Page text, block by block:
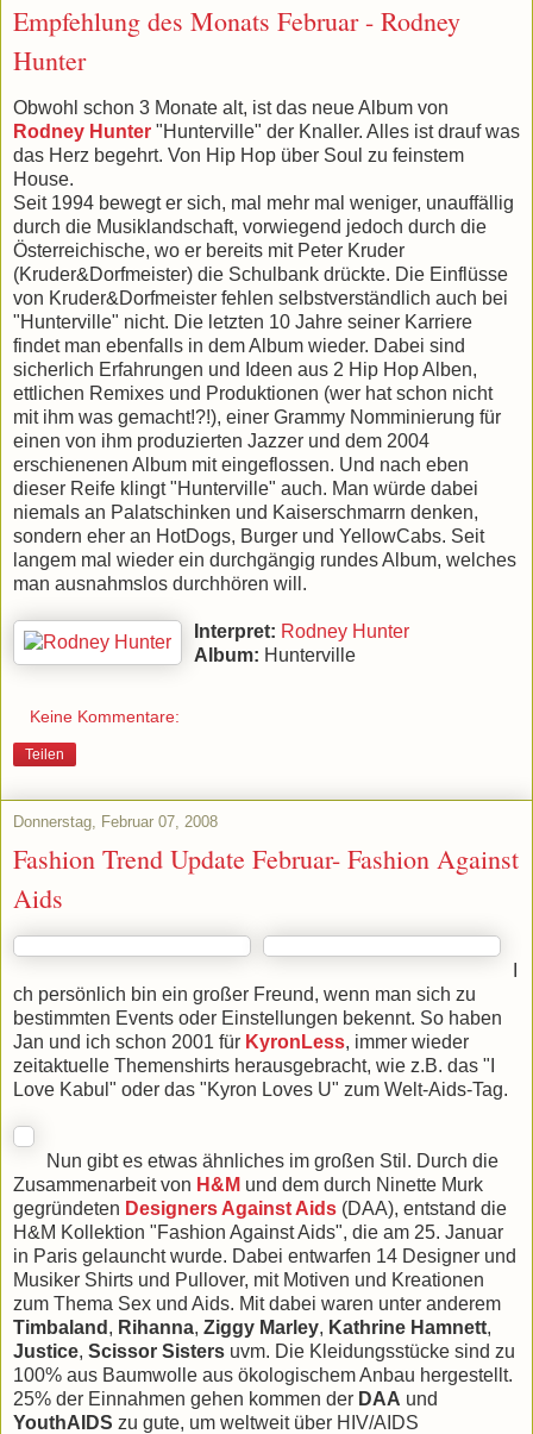
Empfehlung des Monats Februar - Rodney
Hunter
Obwohl schon 3 Monate alt, ist das neue Album von
Rodney Hunter "Hunterville" der Knaller. Alles ist drauf was
das Herz begehrt. Von Hip Hop über Soul zu feinstem
House.
Seit 1994 bewegt er sich, mal mehr mal weniger, unauffällig
durch die Musiklandschaft, vorwiegend jedoch durch die
Österreichische, wo er bereits mit Peter Kruder
(Kruder&Dorfmeister) die Schulbank drückte. Die Einflüsse
von Kruder&Dorfmeister fehlen selbstverständlich auch bei
"Hunterville" nicht. Die letzten 10 Jahre seiner Karriere
findet man ebenfalls in dem Album wieder. Dabei sind
sicherlich Erfahrungen und Ideen aus 2 Hip Hop Alben,
ettlichen Remixes und Produktionen (wer hat schon nicht
mit ihm was gemacht!?!), einer Grammy Nomminierung für
einen von ihm produzierten Jazzer und dem 2004
erschienenen Album mit eingeflossen. Und nach eben
dieser Reife klingt "Hunterville" auch. Man würde dabei
niemals an Palatschinken und Kaiserschmarrn denken,
sondern eher an HotDogs, Burger und YellowCabs. Seit
langem mal wieder ein durchgängig rundes Album, welches
man ausnahmslos durchhören will.
Interpret: Rodney Hunter
Album: Hunterville
Keine Kommentare:
Teilen
Donnerstag, Februar 07, 2008
Fashion Trend Update Februar- Fashion Against
Aids
ch persönlich bin ein großer Freund, wenn man sich zu
bestimmten Events oder Einstellungen bekennt. So haben
Jan und ich schon 2001 für KyronLess, immer wieder
zeitaktuelle Themenshirts herausgebracht, wie z.B. das "I
Love Kabul" oder das "Kyron Loves U" zum Welt-Aids-Tag.
Nun gibt es etwas ähnliches im großen Stil. Durch die
Zusammenarbeit von H&M und dem durch Ninette Murk
gegründeten Designers Against Aids (DAA), entstand die
H&M Kollektion "Fashion Against Aids", die am 25. Januar
in Paris gelauncht wurde. Dabei entwarfen 14 Designer und
Musiker Shirts und Pullover, mit Motiven und Kreationen
zum Thema Sex und Aids. Mit dabei waren unter anderem
Timbaland , Rihanna, Ziggy Marley, Kathrine Hamnett,
Justice, Scissor Sisters uvm. Die Kleidungsstücke sind zu
100% aus Baumwolle aus ökologischem Anbau hergestellt.
25% der Einnahmen gehen kommen der DAA und
YouthAIDS zu gute, um weltweit über HIV/AIDS